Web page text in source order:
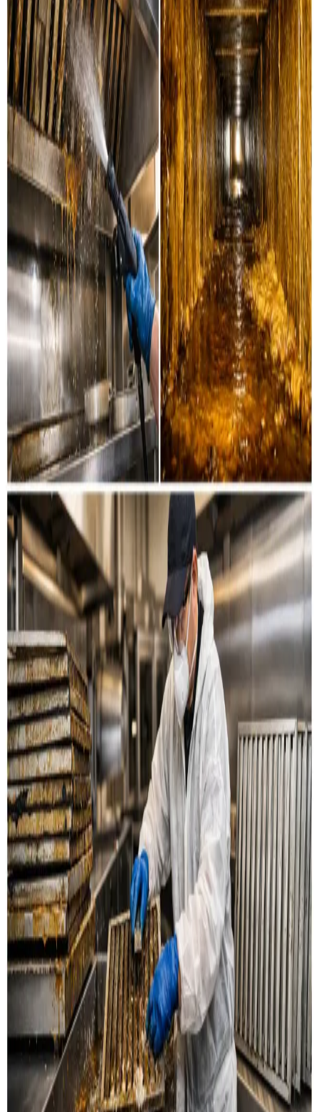
Industri & erhverv
Professionel rensning af industrielle ventilationssystemer
og erhvervsanlæg i Hanstholm og omegn.
Læs mere
Restaurant & køkken
Rensning af emhætter, fedtkanaler og
udsugningssystemer til restauranter og storkøkkener i
Hanstholm.
Læs mere